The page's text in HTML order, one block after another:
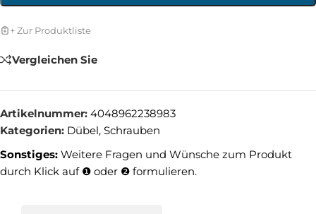
+ Zur Produktliste
Vergleichen Sie
Artikelnummer: 4048962238983
Kategorien: Dübel, Schrauben
Sonstiges: Weitere Fragen und Wünsche zum Produkt
durch Klick auf ❶ oder ❷ formulieren.